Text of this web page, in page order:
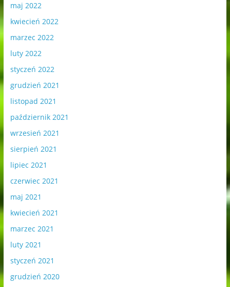
maj 2022
kwiecień 2022
marzec 2022
luty 2022
styczeń 2022
grudzień 2021
listopad 2021
październik 2021
wrzesień 2021
sierpień 2021
lipiec 2021
czerwiec 2021
maj 2021
kwiecień 2021
marzec 2021
luty 2021
styczeń 2021
grudzień 2020